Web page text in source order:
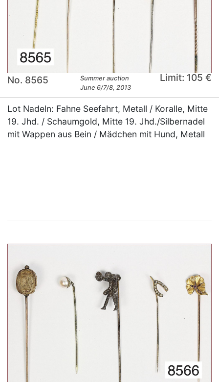
No. 8565
Summer auction
June 6/7/8, 2013
Limit: 105 €
Lot Nadeln: Fahne Seefahrt, Metall / Koralle, Mitte
19. Jhd. / Schaumgold, Mitte 19. Jhd./Silbernadel
mit Wappen aus Bein / Mädchen mit Hund, Metall